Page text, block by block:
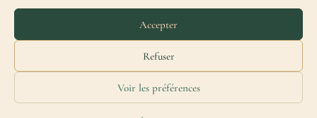
Accepter
Refuser
Voir les préférences
J'accepte de recevoir la Missive Magique et j'ai lu lapolitique de
Merydar® est une marque française déposée à l'INPI — Tous droits réservés.